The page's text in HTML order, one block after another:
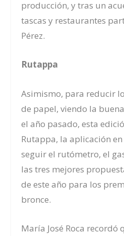
producción, y tras un
tascas y restaurantes
Pérez.
Rutappa
Asimismo, para reducir
de papel, viendo la
el año pasado, esta
Rutappa, la aplicación
seguir el rutómetro, el
las tres mejores
de este año para los
bronce.
María José Roca recordó